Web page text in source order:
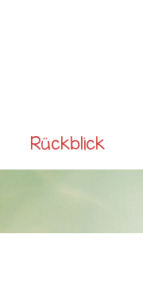
Rückblick